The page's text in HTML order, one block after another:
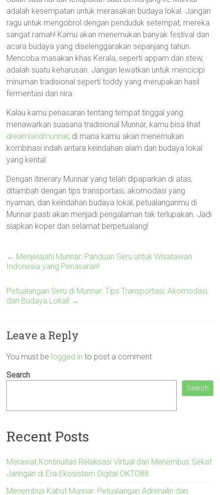
adalah kesempatan untuk merasakan budaya lokal. Jangan
ragu untuk mengobrol dengan penduduk setempat, mereka
sangat ramah! Kamu akan menemukan banyak festival dan
acara budaya yang diselenggarakan sepanjang tahun.
Mencoba masakan khas Kerala, seperti appam dan stew,
adalah suatu keharusan. Jangan lewatkan untuk mencicipi
minuman tradisional seperti toddy yang merupakan hasil
fermentasi dari nira.
Kalau kamu penasaran tentang tempat tinggal yang
menawarkan suasana tradisional Munnar, kamu bisa lihat
dreamlandmunnar, di mana kamu akan menemukan
kombinasi indah antara keindahan alam dan budaya lokal
yang kental.
Dengan itinerary Munnar yang telah dipaparkan di atas,
ditambah dengan tips transportasi, akomodasi yang
nyaman, dan keindahan budaya lokal, petualanganmu di
Munnar pasti akan menjadi pengalaman tak terlupakan. Jadi
siapkan koper dan selamat berpetualang!
← Menjelajahi Munnar: Panduan Seru untuk Wisatawan
Indonesia yang Penasaran!
Petualangan Seru di Munnar: Tips Transportasi, Akomodasi,
dan Budaya Lokal! →
Leave a Reply
You must be logged in to post a comment.
Search
Search
Recent Posts
Merawat Kontinuitas Relaksasi Virtual dan Menembus Sekat
Jaringan di Era Ekosistem Digital OKTO88
Menembus Kabut Munnar: Petualangan Adrenalin dan